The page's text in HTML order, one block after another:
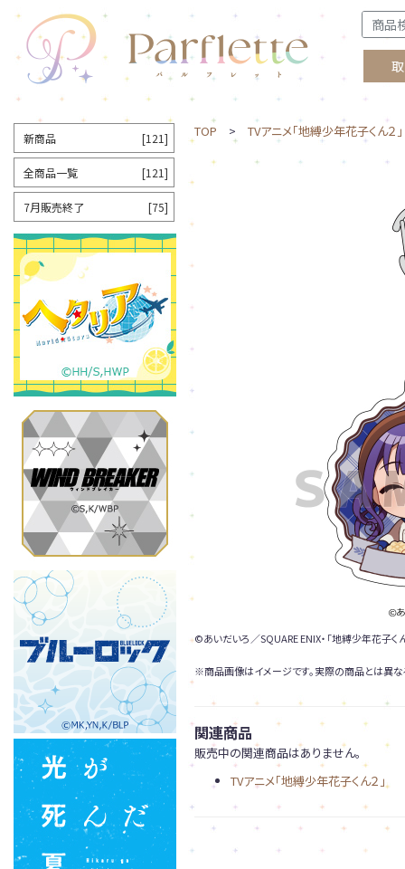
TOP > TVアニメ「地縛少年花子くん２」
©あいだいろ／SQUARE ENIX・「地縛少年花子く
※商品画像はイメージです。実際の商品とは異な
関連商品
販売中の関連商品はありません。
TVアニメ「地縛少年花子くん２」
新商品 [121]
全商品一覧 [121]
7月販売終了 [75]